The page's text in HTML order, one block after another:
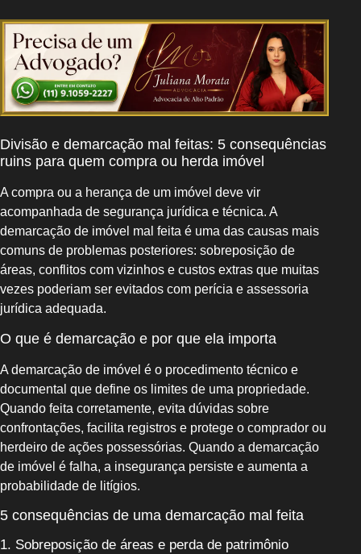
Divisão e demarcação mal feitas: 5 consequências
ruins para quem compra ou herda imóvel
A compra ou a herança de um imóvel deve vir
acompanhada de segurança jurídica e técnica. A
demarcação de imóvel mal feita é uma das causas mais
comuns de problemas posteriores: sobreposição de
áreas, conflitos com vizinhos e custos extras que muitas
vezes poderiam ser evitados com perícia e assessoria
jurídica adequada.
O que é demarcação e por que ela importa
A demarcação de imóvel é o procedimento técnico e
documental que define os limites de uma propriedade.
Quando feita corretamente, evita dúvidas sobre
confrontações, facilita registros e protege o comprador ou
herdeiro de ações possessórias. Quando a demarcação
de imóvel é falha, a insegurança persiste e aumenta a
probabilidade de litígios.
5 consequências de uma demarcação mal feita
1. Sobreposição de áreas e perda de patrimônio